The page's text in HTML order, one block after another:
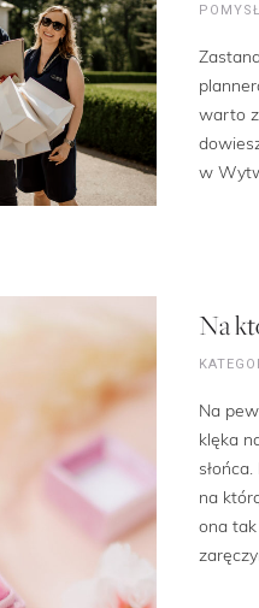
warto
w
Na
Na
klęka
na
ona